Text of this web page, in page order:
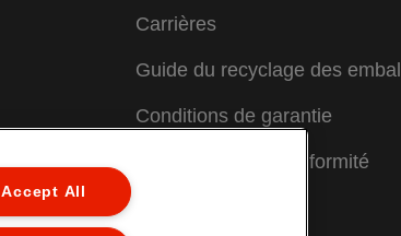
Carrières
Guide du recyclage des
Conditions de garantie
Déclarations de conformité
Accept All